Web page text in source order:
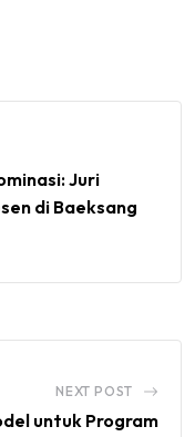
Juri
di Baeksang
NEXT POST
untuk Program